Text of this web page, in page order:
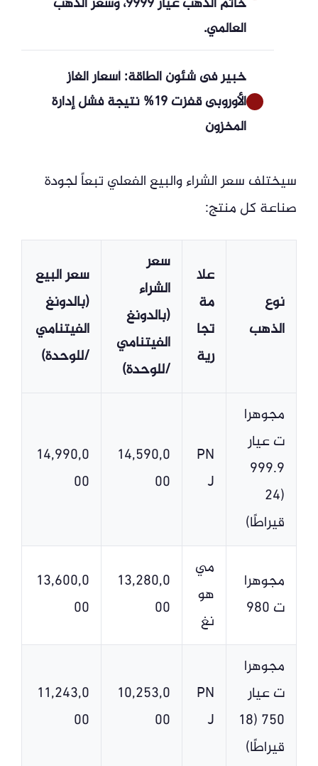
العالمي.
خبير فى شئون الطاقة: أسعار الغاز
الأوروبى قفزت 19% نتيجة فشل إدارة
المخزون
سيختلف سعر الشراء والبيع الفعلي تبعاً لجودة
صناعة كل منتج:
نوع
الذهب
علا
مة
تجا
رية
سعر
الشراء
(بالدونغ
الفيتنامي
/للوحدة)
سعر البيع
(بالدونغ
الفيتنامي
/للوحدة)
مجوهرا
ت عيار
999.9
(24
قيراطًا)
PN
J
14,590,0
00
14,990,0
00
مجوهرا
ت 980
مي
هو
نغ
13,280,0
00
13,600,0
00
مجوهرا
ت عيار
750 (18
قيراطًا)
PN
J
10,253,0
00
11,243,0
00